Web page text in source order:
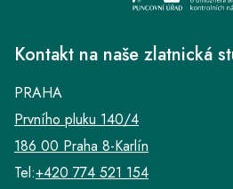
Kontakt na naše zlatnická
PRAHA
Prvního pluku 140/4
186 00 Praha 8-Karlín
Tel:+420 774 521 154